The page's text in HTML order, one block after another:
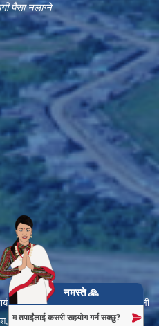
पैसा नलाग्ने
कार्यालय, रुकुम (पश्चिम), कर्णाली
नेपाल
नमस्ते 🙏
म तपाईंलाई कसरी सहयोग गर्न सक्छु?